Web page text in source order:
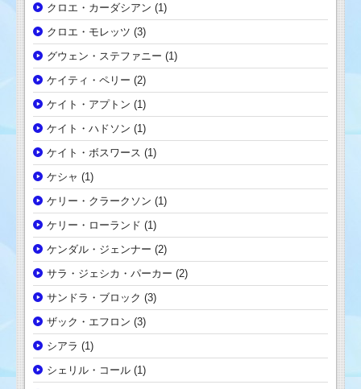
クロエ・カーダシアン (1)
クロエ・モレッツ (3)
グウェン・ステファニー (1)
ケイティ・ペリー (2)
ケイト・アプトン (1)
ケイト・ハドソン (1)
ケイト・ボスワース (1)
ケシャ (1)
ケリー・クラークソン (1)
ケリー・ローランド (1)
ケンダル・ジェンナー (2)
サラ・ジェシカ・パーカー (2)
サンドラ・ブロック (3)
ザック・エフロン (3)
シアラ (1)
シェリル・コール (1)